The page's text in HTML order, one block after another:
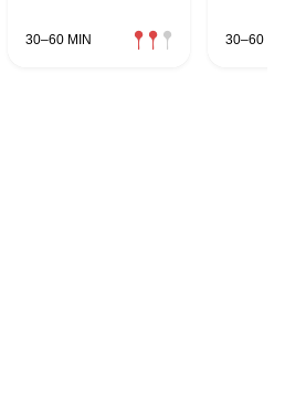
30–60 MIN 30–60